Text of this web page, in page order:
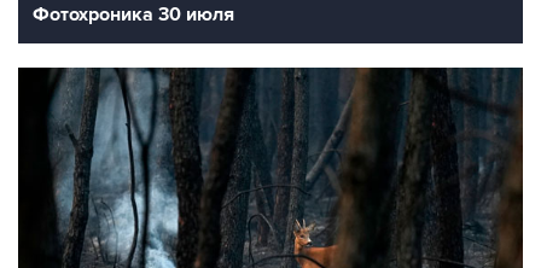
Фотохроника 30 июля